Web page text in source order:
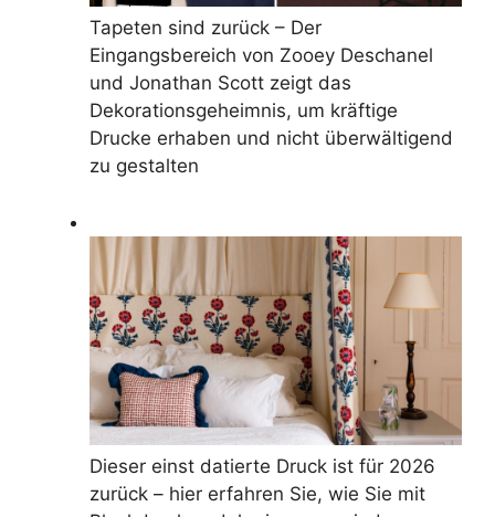
Tapeten sind zurück – Der
Eingangsbereich von Zooey Deschanel
und Jonathan Scott zeigt das
Dekorationsgeheimnis, um kräftige
Drucke erhaben und nicht überwältigend
zu gestalten
Dieser einst datierte Druck ist für 2026
zurück – hier erfahren Sie, wie Sie mit